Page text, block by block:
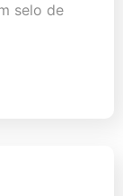
selo de